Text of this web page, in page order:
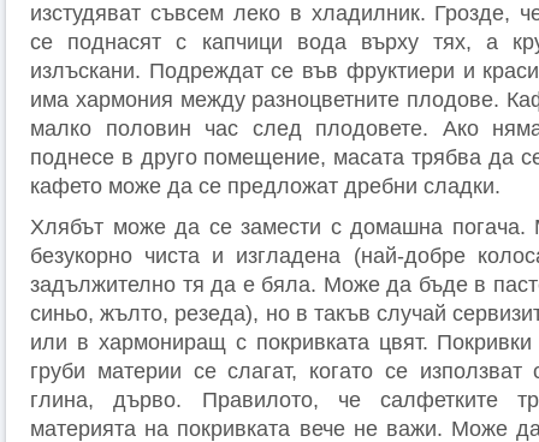
изстудяват съвсем леко в хладилник. Грозде,
се поднасят с капчици вода върху тях, а
излъскани. Подреждат се във фруктиери и
има хармония между разноцветните плодове.
малко половин час след плодовете. Ако
поднесе в друго помещение, масата трябва да
кафето може да се предложат дребни сладки.
Хлябът може да се замести с домашна погача.
безукорно чиста и изгладена (най-добре
задължително тя да е бяла. Може да бъде в
синьо, жълто, резеда), но в такъв случай
или в хармониращ с покривката цвят.
груби материи се слагат, когато се
глина, дърво. Правилото, че салфетките
материята на покривката вече не важи. Може